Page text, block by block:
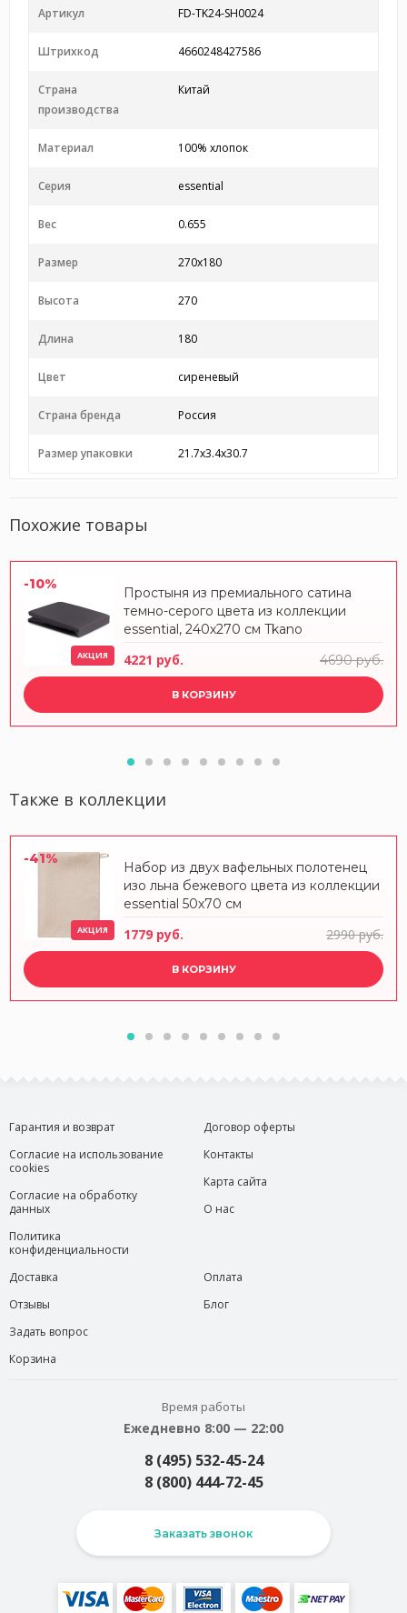
Артикул FD-TK24-SH0024
Штрихкод 4660248427586
Страна
производства
Китай
Материал 100% хлопок
Серия essential
Вес 0.655
Размер 270x180
Высота 270
Длина 180
Цвет сиреневый
Страна бренда Россия
Размер упаковки 21.7x3.4x30.7
Похожие товары
-10%
АКЦИЯ
Простыня из премиального сатина
темно-серого цвета из коллекции
essential, 240х270 см Tkano
4221 руб. 4690 руб.
В КОРЗИНУ
Также в коллекции
-41%
АКЦИЯ
Набор из двух вафельных полотенец
изо льна бежевого цвета из коллекции
essential 50х70 см
1779 руб. 2990 руб.
В КОРЗИНУ
Гарантия и возврат
Согласие на использование
cookies
Согласие на обработку
данных
Политика
конфиденциальности
Договор оферты
Контакты
Карта сайта
О нас
Доставка
Отзывы
Задать вопрос
Корзина
Оплата
Блог
Время работы
Ежедневно 8:00 — 22:00
8 (495) 532-45-24
8 (800) 444-72-45
Заказать звонок